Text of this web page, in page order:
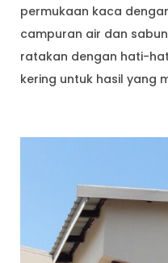
permukaan kaca
campuran air dan
ratakan dengan hati-
kering untuk hasil yang